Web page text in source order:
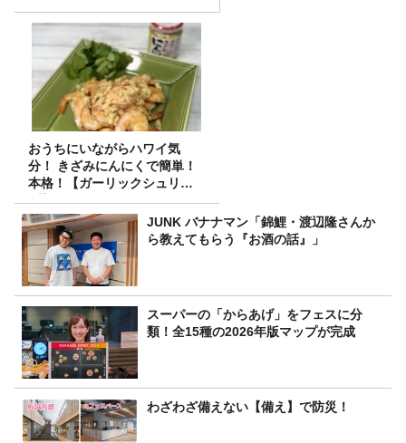
おうちにいながらハワイ気
分！ きざみにんにくで簡単！
本格！【ガーリックシュリン
プ】 桃屋のかんたんレシピ
JUNK バナナマン「錦鯉・渡辺隆さんか
ら教えてもらう『お酒の話』」
スーパーの「からあげ」をフェスに分
類！全15種の2026年版マップが完成
わざわざ備えない【備え】で防災！